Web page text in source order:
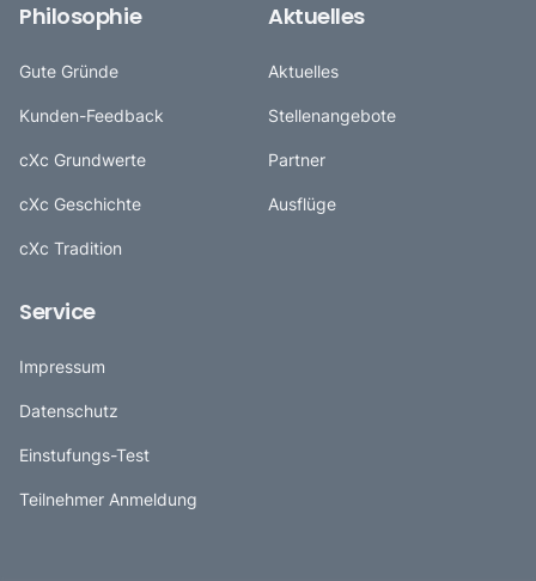
Philosophie
Gute Gründe
Kunden-Feedback
cXc Grundwerte
cXc Geschichte
cXc Tradition
Aktuelles
Aktuelles
Stellenangebote
Partner
Ausflüge
Service
Impressum
Datenschutz
Einstufungs-Test
Teilnehmer Anmeldung